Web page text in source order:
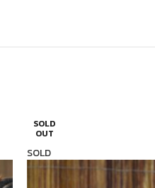
SOLD
OUT
SOLD